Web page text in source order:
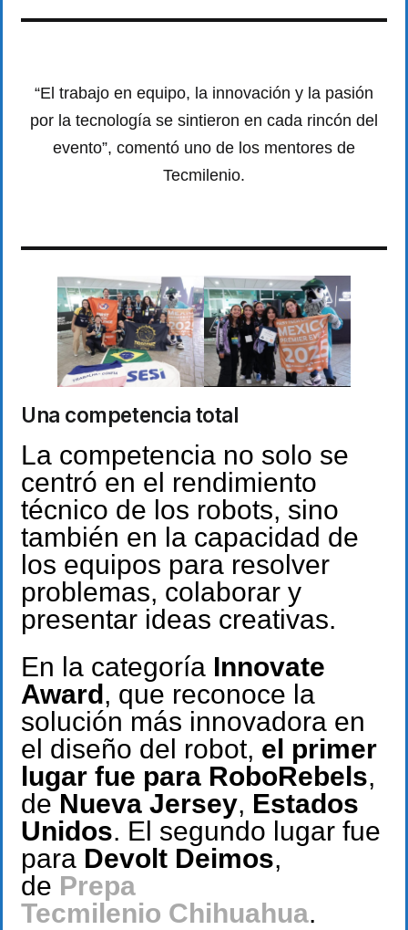
“El trabajo en equipo, la innovación y la pasión
por la tecnología se sintieron en cada rincón del
evento”, comentó uno de los mentores de
Tecmilenio.
Una competencia total
La competencia no solo se
centró en el rendimiento
técnico de los robots, sino
también en la capacidad de
los equipos para resolver
problemas, colaborar y
presentar ideas creativas.
En la categoría Innovate
Award, que reconoce la
solución más innovadora en
el diseño del robot, el primer
lugar fue para RoboRebels,
de Nueva Jersey, Estados
Unidos. El segundo lugar fue
para Devolt Deimos,
de Prepa
Tecmilenio Chihuahua.